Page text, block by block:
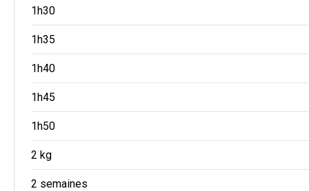
1h30
1h35
1h40
1h45
1h50
2 kg
2 semaines